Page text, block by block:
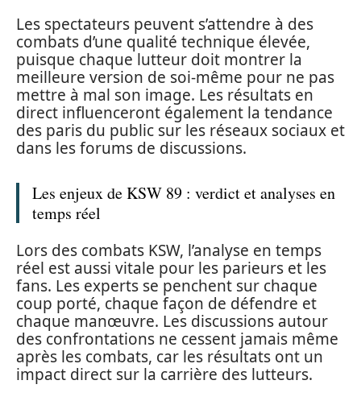
Les spectateurs peuvent s’attendre à des
combats d’une qualité technique élevée,
puisque chaque lutteur doit montrer la
meilleure version de soi-même pour ne pas
mettre à mal son image. Les résultats en
direct influenceront également la tendance
des paris du public sur les réseaux sociaux et
dans les forums de discussions.
Les enjeux de KSW 89 : verdict et analyses en
temps réel
Lors des combats KSW, l’analyse en temps
réel est aussi vitale pour les parieurs et les
fans. Les experts se penchent sur chaque
coup porté, chaque façon de défendre et
chaque manœuvre. Les discussions autour
des confrontations ne cessent jamais même
après les combats, car les résultats ont un
impact direct sur la carrière des lutteurs.